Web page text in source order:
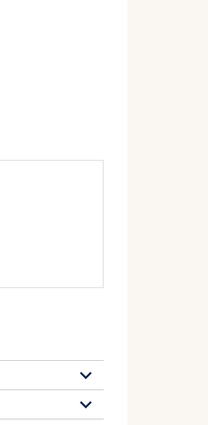
22 Publikationen